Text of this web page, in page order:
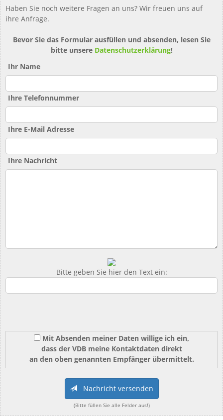
Haben Sie noch weitere Fragen an uns? Wir freuen uns auf
ihre Anfrage.
Bevor Sie das Formular ausfüllen und absenden, lesen Sie
bitte unsere Datenschutzerklärung!
Ihr Name
Ihre Telefonnummer
Ihre E-Mail Adresse
Ihre Nachricht
Bitte geben Sie hier den Text ein:
Mit Absenden meiner Daten willige ich ein,
dass der VDB meine Kontaktdaten direkt
an den oben genannten Empfänger übermittelt.
Nachricht versenden
(Bitte füllen Sie alle Felder aus!)